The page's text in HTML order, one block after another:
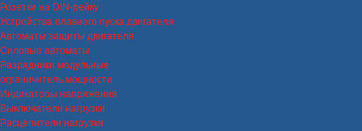
Розетки на DIN-рейку
Устройства плавного пуска двигателя
Автоматы защиты двигателя
Силовые автоматы
Разрядники модульные
ограничитель мощности
Индикаторы напряжения
Выключатели нагрузки
Расцепители нагрузки